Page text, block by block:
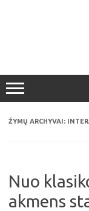
ŽYMŲ ARCHYVAI:
Nuo
akmens